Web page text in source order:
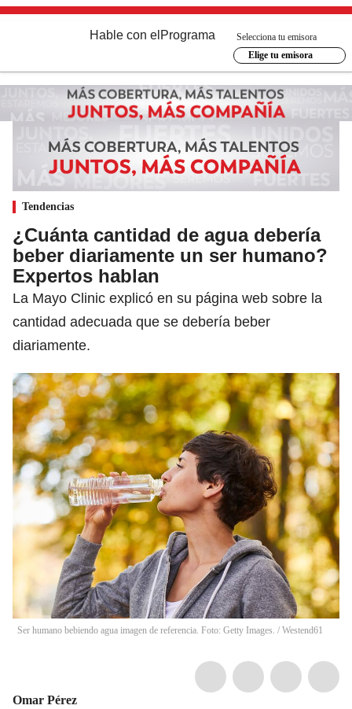
Hable con el Programa
Selecciona tu emisora
Elige tu emisora
Tendencias
¿Cuánta cantidad de agua debería
beber diariamente un ser humano?
Expertos hablan
La Mayo Clinic explicó en su página web sobre la
cantidad adecuada que se debería beber
diariamente.
Ser humano bebiendo agua imagen de referencia. Foto: Getty Images. / Westend61
Omar Pérez